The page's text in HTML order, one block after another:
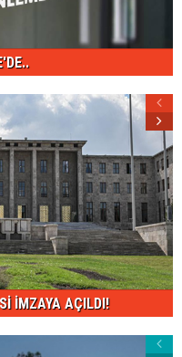
İMZAYA AÇILDI!